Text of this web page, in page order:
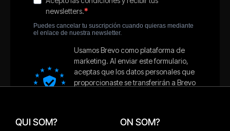
QUI SOM? ON SOM?